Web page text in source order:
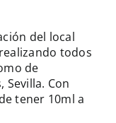
del local
todos
de
Sevilla. Con
tener 10ml a